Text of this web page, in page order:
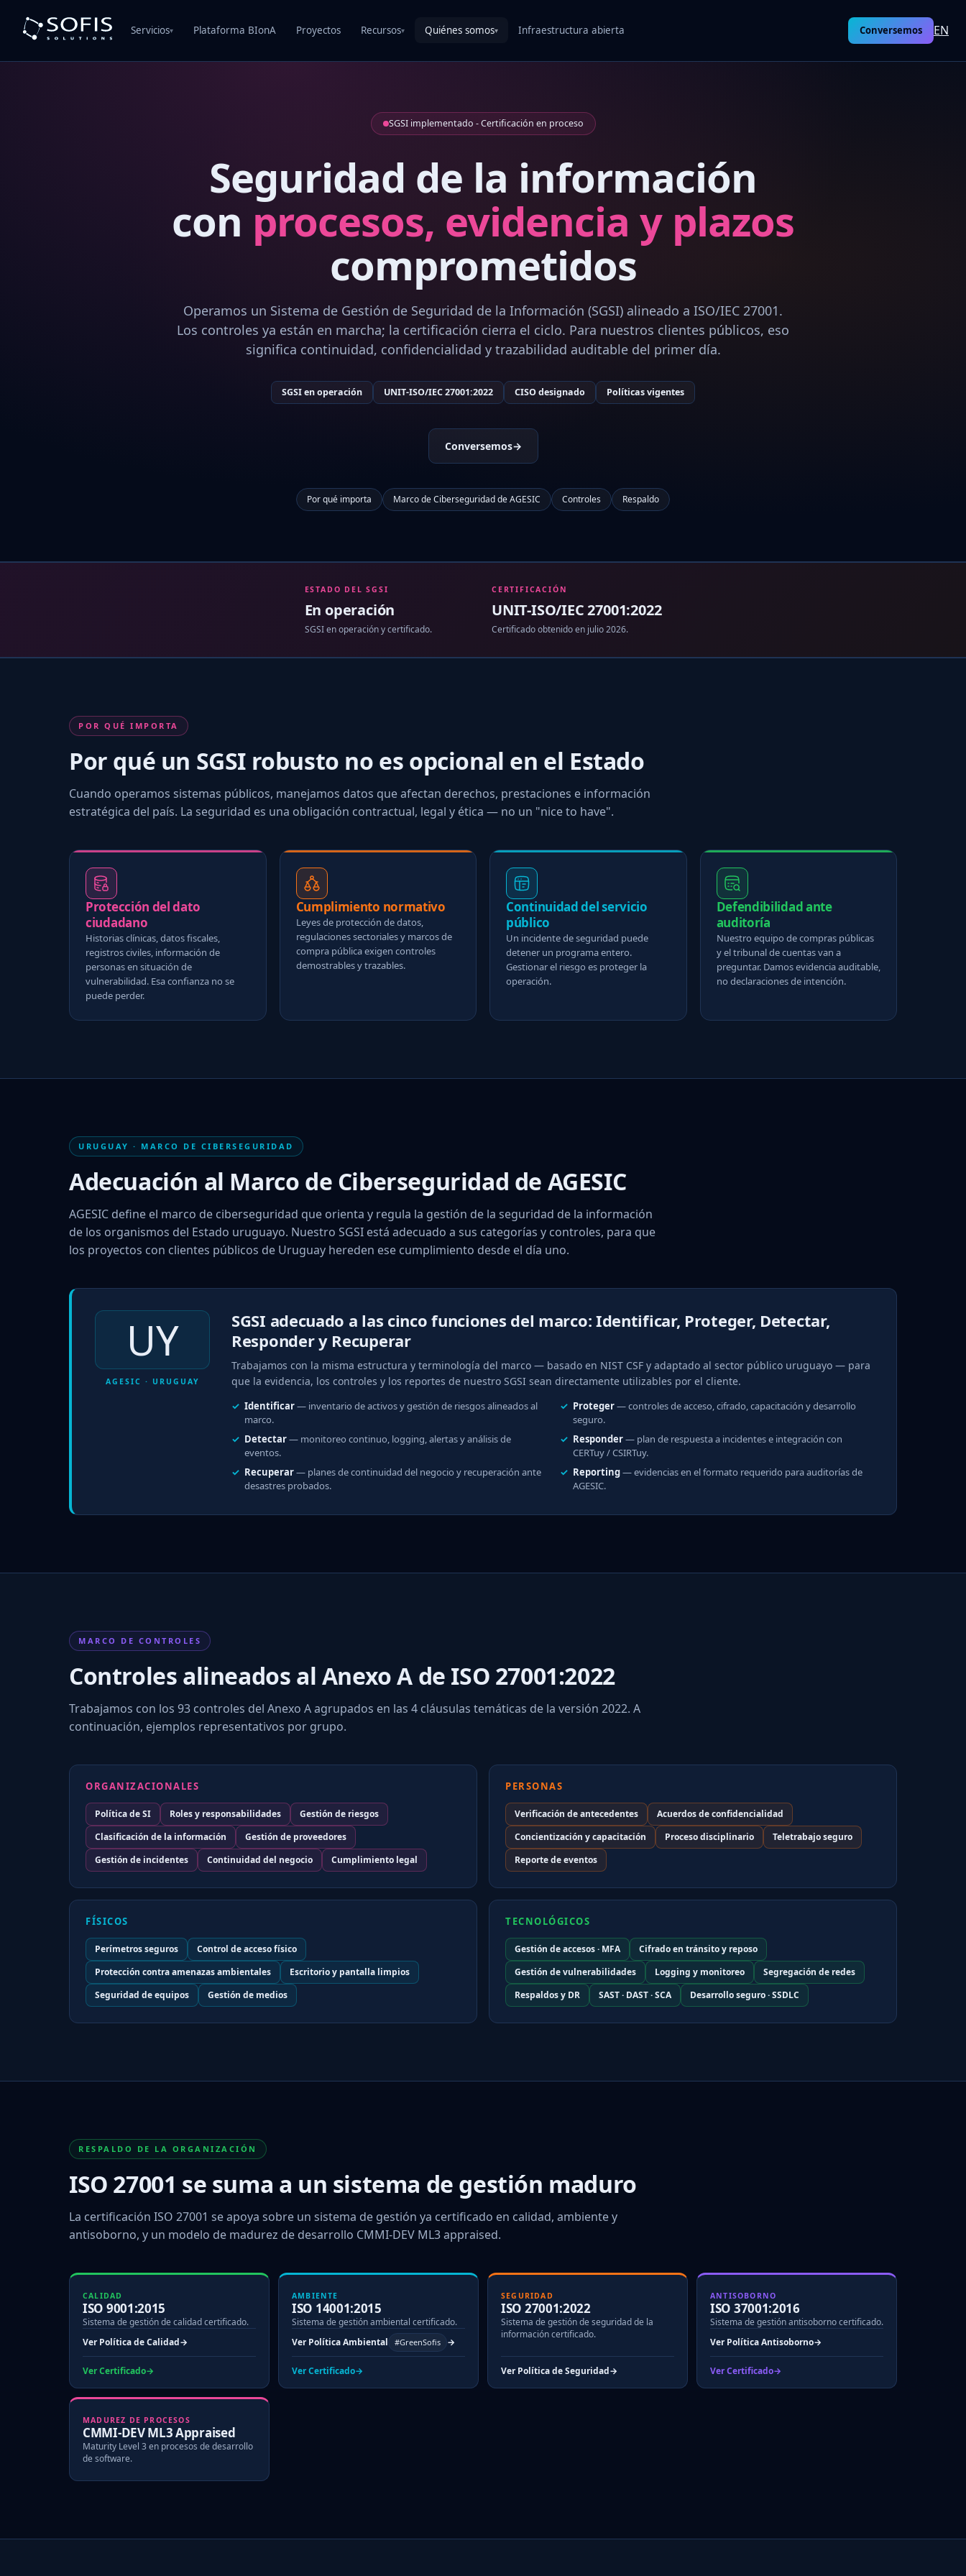
Servicios▾ Plataforma BIonA Proyectos Recursos▾ Quiénes somos▾ Infraestructura abierta Conversemos EN
SGSI implementado - Certificación en proceso
Seguridad de la información
con procesos, evidencia y plazos
comprometidos
Operamos un Sistema de Gestión de Seguridad de la Información (SGSI) alineado a ISO/IEC 27001.
Los controles ya están en marcha; la certificación cierra el ciclo. Para nuestros clientes públicos, eso
significa continuidad, confidencialidad y trazabilidad auditable del primer día.
SGSI en operación UNIT-ISO/IEC 27001:2022 CISO designado Políticas vigentes
Conversemos→
Por qué importa Marco de Ciberseguridad de AGESIC Controles Respaldo
ESTADO DEL SGSI
En operación
SGSI en operación y certificado.
CERTIFICACIÓN
UNIT-ISO/IEC 27001:2022
Certificado obtenido en julio 2026.
POR QUÉ IMPORTA
Por qué un SGSI robusto no es opcional en el Estado
Cuando operamos sistemas públicos, manejamos datos que afectan derechos, prestaciones e información
estratégica del país. La seguridad es una obligación contractual, legal y ética — no un "nice to have".
Protección del dato
ciudadano
Historias clínicas, datos fiscales,
registros civiles, información de
personas en situación de
vulnerabilidad. Esa confianza no se
puede perder.
Cumplimiento normativo
Leyes de protección de datos,
regulaciones sectoriales y marcos de
compra pública exigen controles
demostrables y trazables.
Continuidad del servicio
público
Un incidente de seguridad puede
detener un programa entero.
Gestionar el riesgo es proteger la
operación.
Defendibilidad ante
auditoría
Nuestro equipo de compras públicas
y el tribunal de cuentas van a
preguntar. Damos evidencia auditable,
no declaraciones de intención.
URUGUAY · MARCO DE CIBERSEGURIDAD
Adecuación al Marco de Ciberseguridad de AGESIC
AGESIC define el marco de ciberseguridad que orienta y regula la gestión de la seguridad de la información
de los organismos del Estado uruguayo. Nuestro SGSI está adecuado a sus categorías y controles, para que
los proyectos con clientes públicos de Uruguay hereden ese cumplimiento desde el día uno.
UY
AGESIC · URUGUAY
SGSI adecuado a las cinco funciones del marco: Identificar, Proteger, Detectar,
Responder y Recuperar
Trabajamos con la misma estructura y terminología del marco — basado en NIST CSF y adaptado al sector público uruguayo — para
que la evidencia, los controles y los reportes de nuestro SGSI sean directamente utilizables por el cliente.
Identificar— inventario de activos y gestión de riesgos alineados al
marco.
Proteger— controles de acceso, cifrado, capacitación y desarrollo
seguro.
Detectar— monitoreo continuo, logging, alertas y análisis de
eventos.
Responder— plan de respuesta a incidentes e integración con
CERTuy / CSIRTuy.
Recuperar— planes de continuidad del negocio y recuperación ante
desastres probados.
Reporting— evidencias en el formato requerido para auditorías de
AGESIC.
MARCO DE CONTROLES
Controles alineados al Anexo A de ISO 27001:2022
Trabajamos con los 93 controles del Anexo A agrupados en las 4 cláusulas temáticas de la versión 2022. A
continuación, ejemplos representativos por grupo.
ORGANIZACIONALES
Política de SI Roles y responsabilidades
Gestión de riesgos
Clasificación de la información
Gestión de proveedores
Gestión de incidentes
Continuidad del negocio Cumplimiento legal
PERSONAS
Verificación de antecedentes
Acuerdos de confidencialidad
Concientización y capacitación
Proceso disciplinario
Teletrabajo seguro
Reporte de eventos
FÍSICOS
Perímetros seguros
Control de acceso físico
Protección contra amenazas ambientales
Escritorio y pantalla limpios
Seguridad de equipos
Gestión de medios
TECNOLÓGICOS
Gestión de accesos · MFA
Cifrado en tránsito y reposo
Gestión de vulnerabilidades
Logging y monitoreo
Segregación de redes
Respaldos y DR
SAST · DAST · SCA Desarrollo seguro · SSDLC
RESPALDO DE LA ORGANIZACIÓN
ISO 27001 se suma a un sistema de gestión maduro
La certificación ISO 27001 se apoya sobre un sistema de gestión ya certificado en calidad, ambiente y
antisoborno, y un modelo de madurez de desarrollo CMMI-DEV ML3 appraised.
CALIDAD
ISO 9001:2015
Sistema de gestión de calidad certificado.
Ver Política de Calidad
Ver Certificado
AMBIENTE
ISO 14001:2015
Sistema de gestión ambiental certificado.
Ver Política Ambiental
#GreenSofis
Ver Certificado
SEGURIDAD
ISO 27001:2022
Sistema de gestión de seguridad de la
información certificado.
Ver Política de Seguridad
ANTISOBORNO
ISO 37001:2016
Sistema de gestión antisoborno certificado.
Ver Política Antisoborno
Ver Certificado
MADUREZ DE PROCESOS
CMMI-DEV ML3 Appraised
Maturity Level 3 en procesos de desarrollo
de software.